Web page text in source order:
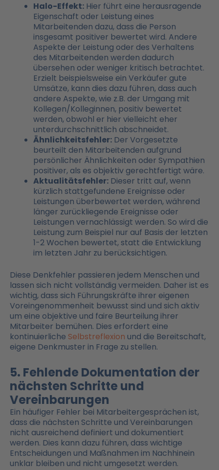
Halo-Effekt: Hier führt eine herausragende
Eigenschaft oder Leistung eines
Mitarbeitenden dazu, dass die Person
insgesamt positiver bewertet wird. Andere
Aspekte der Leistung oder des Verhaltens
des Mitarbeitenden werden dadurch
übersehen oder weniger kritisch betrachtet.
Erzielt beispielsweise ein Verkäufer gute
Umsätze, kann dies dazu führen, dass auch
andere Aspekte, wie z.B. der Umgang mit
Kollegen/Kolleginnen, positiv bewertet
werden, obwohl er hier vielleicht eher
unterdurchschnittlich abschneidet.
Ähnlichkeitsfehler: Der Vorgesetzte
beurteilt den Mitarbeitenden aufgrund
persönlicher Ähnlichkeiten oder Sympathien
positiver, als es objektiv gerechtfertigt wäre.
Aktualitätsfehler: Dieser tritt auf, wenn
kürzlich stattgefundene Ereignisse oder
Leistungen überbewertet werden, während
länger zurückliegende Ereignisse oder
Leistungen vernachlässigt werden. So wird die
Leistung zum Beispiel nur auf Basis der letzten
1-2 Wochen bewertet, statt die Entwicklung
im letzten Jahr zu berücksichtigen.
Diese Denkfehler passieren jedem Menschen und
lassen sich nicht vollständig vermeiden. Daher ist es
wichtig, dass sich Führungskräfte ihrer eigenen
Voreingenommenheit bewusst sind und sich aktiv
um eine objektive und faire Beurteilung ihrer
Mitarbeiter bemühen. Dies erfordert eine
kontinuierliche Selbstreflexion und die Bereitschaft,
eigene Denkmuster in Frage zu stellen.
5. Fehlende Dokumentation der
nächsten Schritte und
Vereinbarungen
Ein häufiger Fehler bei Mitarbeitergesprächen ist,
dass die nächsten Schritte und Vereinbarungen
nicht ausreichend definiert und dokumentiert
werden. Dies kann dazu führen, dass wichtige
Entscheidungen und Maßnahmen im Nachhinein
unklar bleiben und nicht umgesetzt werden.